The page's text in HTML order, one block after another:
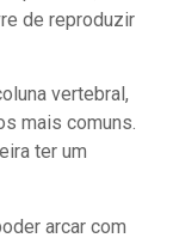
de reproduzir
vertebral,
mais comuns.
ter um
arcar com